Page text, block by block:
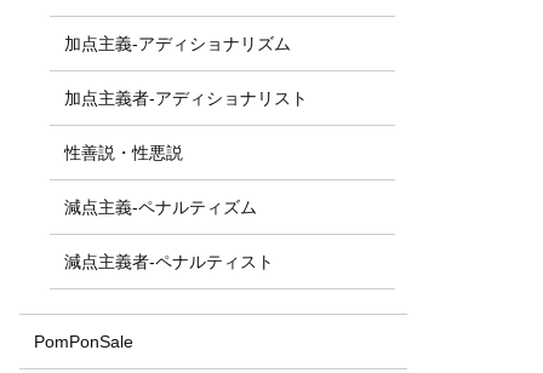
加点主義-アディショナリズム
加点主義者-アディショナリスト
性善説・性悪説
減点主義-ペナルティズム
減点主義者-ペナルティスト
PomPonSale